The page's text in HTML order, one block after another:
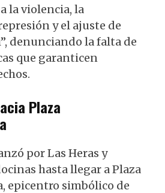
la violencia, la
y el ajuste de
denunciando la falta de
que garanticen
Plaza
por Las Heras y
hasta llegar a Plaza
epicentro simbólico de